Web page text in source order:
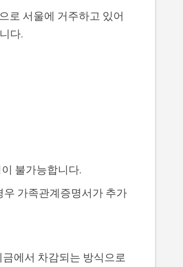
로 서울에 거주하고 있어
다.
불가능합니다.
가족관계증명서가 추가
에서 차감되는 방식으로